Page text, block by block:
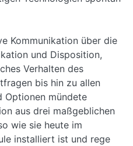
Kommunikation über die
und Disposition,
Verhalten des
bis hin zu allen
Optionen mündete
aus drei maßgeblichen
wie sie heute im
installiert ist und rege